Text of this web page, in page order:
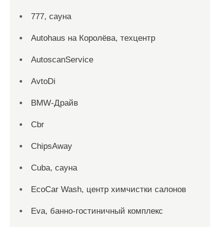
777, сауна
Autohaus на Королёва, техцентр
AutoscanService
AvtoDi
BMW-Драйв
Cbr
ChipsAway
Cuba, сауна
EcoCar Wash, центр химчистки салонов
Eva, банно-гостиничный комплекс